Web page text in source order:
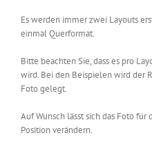
Es werden immer zwei Layouts
einmal Querformat.
Bitte beachten Sie, dass es pro
wird. Bei den Beispielen wird der
Foto gelegt.
Auf Wunsch lässt sich das Foto
Position verändern.